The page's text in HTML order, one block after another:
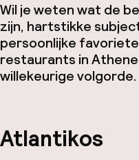
Wil je weten wat de
zijn, hartstikke
persoonlijke
restaurants in
willekeurige volgorde.
Atlantikos